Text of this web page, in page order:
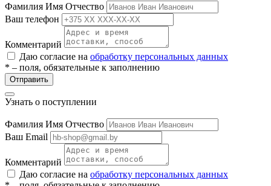
Фамилия Имя Отчество
Ваш телефон
Комментарий
Даю согласие на обработку персональных данных
* – поля, обязательные к заполнению
Отправить
Узнать о поступлении
Фамилия Имя Отчество
Ваш Email
Комментарий
Даю согласие на обработку персональных данных